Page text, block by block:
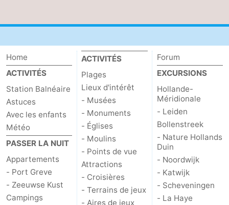
Brouwershaven
-
Bruinisse
-
Zierikzee
-
Nature
Oosterschelde
-
Burgh
Haamstede
-
Nature
Walcheren
Home
ACTIVITÉS
Station Balnéaire
Astuces
Avec les enfants
Météo
PASSER LA NUIT
Appartements
- Port Greve
- Zeeuwse Kust
Campings
ACTIVITÉS
Plages
Lieux d'intérêt
- Musées
- Monuments
- Églises
- Moulins
- Points de vue
Attractions
- Croisières
- Terrains de jeux
- Aires de jeux
Forum
EXCURSIONS
Hollande-
Méridionale
- Leiden
Bollenstreek
- Nature Hollands
Duin
- Noordwijk
- Katwijk
- Scheveningen
- La Haye